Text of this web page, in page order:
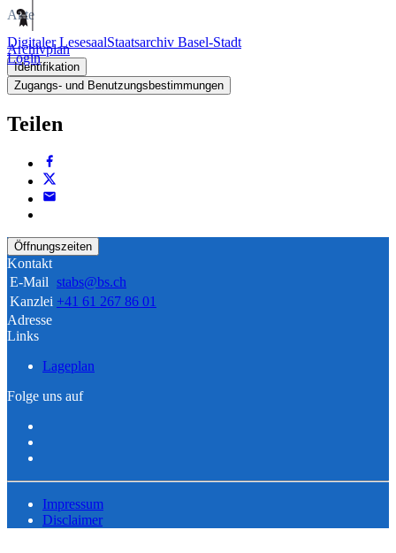
Digitaler LesesaalStaatsarchiv Basel-Stadt
Login
Akte
Archivplan
Identifikation
Zugangs- und Benutzungsbestimmungen
Teilen
Öffnungszeiten
Kontakt
E-Mail stabs@bs.ch
Kanzlei +41 61 267 86 01
Adresse
Links
Lageplan
Folge uns auf
Impressum
Disclaimer